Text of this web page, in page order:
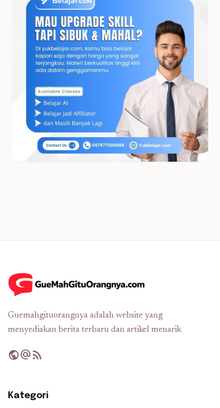
Guemahgituorangnya adalah website yang
menyediakan berita terbaru dan artikel menarik
publicalternate_emailrss_feed
Kategori